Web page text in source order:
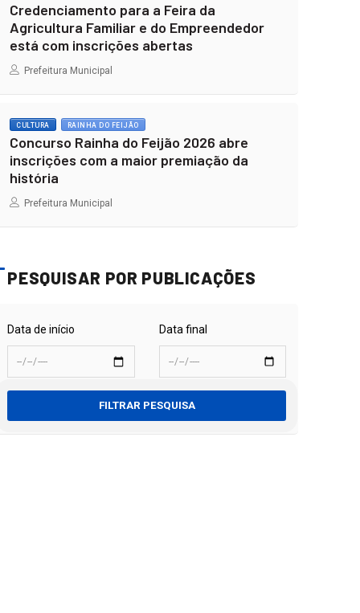
Credenciamento para a Feira da
Agricultura Familiar e do Empreendedor
está com inscrições abertas
Prefeitura Municipal
CULTURA RAINHA DO FEIJÃO
Concurso Rainha do Feijão 2026 abre
inscrições com a maior premiação da
história
Prefeitura Municipal
PESQUISAR POR PUBLICAÇÕES
Data de início Data final
FILTRAR PESQUISA